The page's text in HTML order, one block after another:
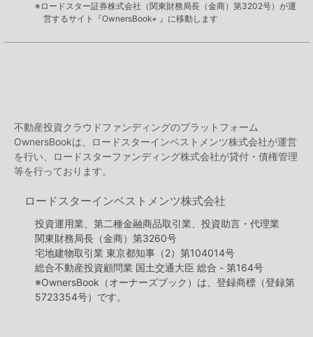
※二段階認証の設定をされている場合は、二段階認
※ロードスター証券株式会社（関東財務局長（金商）第3202号）が運
営するサイト『OwnersBook+ 』に移動します
不動産投資クラウドファンディングのプラットフォーム
OwnersBookは、ロードスターインベストメンツ株式会社が運営
を行い、ロードスターファンディング株式会社が貸付・債権管理
等を行っております。
ロードスターインベストメンツ株式会社
投資運用業、第二種金融商品取引業、投資助言・代理業
関東財務局長（金商）第3260号
宅地建物取引業 東京都知事（2）第104014号
総合不動産投資顧問業 国土交通大臣 総合 - 第164号
※OwnersBook（オーナーズブック）は、登録商標（登録第
5723354号）です。